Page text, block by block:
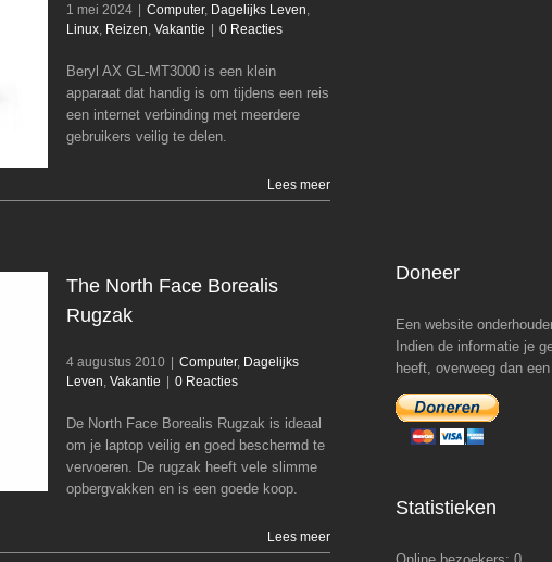
Beryl AX GL-MT3000
Computer Dagelijks Leven
Reizen
Vakantie
1 mei 2024 | Computer, Dagelijks Leven
Linux Reizen Vakantie | 0 Reacties
Beryl AX GL-MT3000 is een klein
apparaat dat handig is om tijdens een reis
een internet verbinding met meerdere
gebruikers veilig te delen.
Lees meer
The North Face Borealis Rugzak
Computer Dagelijks Leven Vakantie
The North Face Borealis
Rugzak
4 augustus 2010 | Computer, Dagelijks
Leven Vakantie | 0 Reacties
De North Face Borealis Rugzak is ideaal
om je laptop veilig en goed beschermd te
vervoeren. De rugzak heeft vele slimme
opbergvakken en is een goede koop.
Lees meer
Doneer
Een website
Indien de informatie je
heeft, overweeg dan een
Statistieken